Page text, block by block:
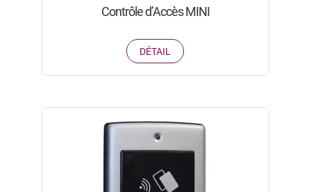
Contrôle d’Accès MINI
DÉTAIL